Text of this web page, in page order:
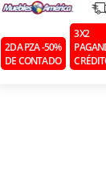
2DA PZA -50%
DE CONTADO
3X2